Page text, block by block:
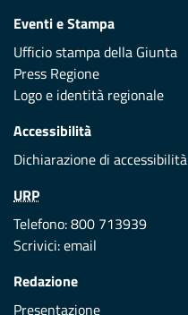
Eventi e Stampa
Ufficio stampa della Giunta
Press Regione
Logo e identità regionale
Accessibilità
Dichiarazione di accessibilità
URP
Telefono: 800 713939
Scrivici:email
Redazione
Presentazione